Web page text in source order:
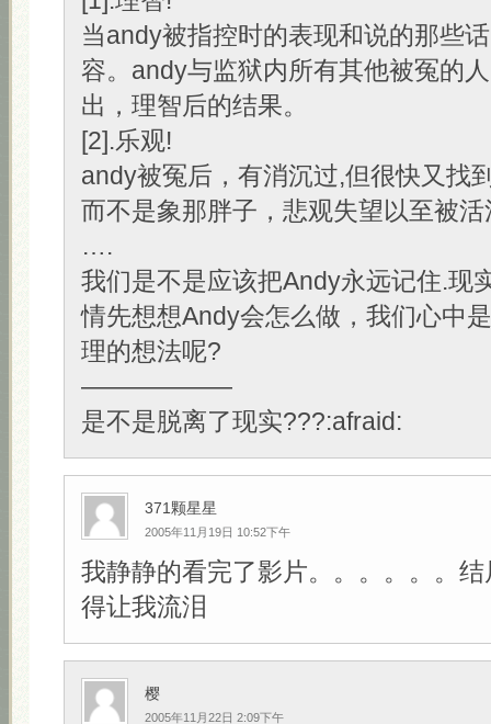
当andy被指控时的表现和说的那些
容。andy与监狱内所有其他被冤的
出，理智后的结果。
[2].乐观!
andy被冤后，有消沉过,但很快又找
而不是象那胖子，悲观失望以至被活
….
我们是不是应该把Andy永远记住.现
情先想想Andy会怎么做，我们心中
理的想法呢?
——————
是不是脱离了现实???:afraid:
371颗星星
2005年11月19日 10:52下午
我静静的看完了影片。。。。。。
得让我流泪
樱
2005年11月22日 2:09下午